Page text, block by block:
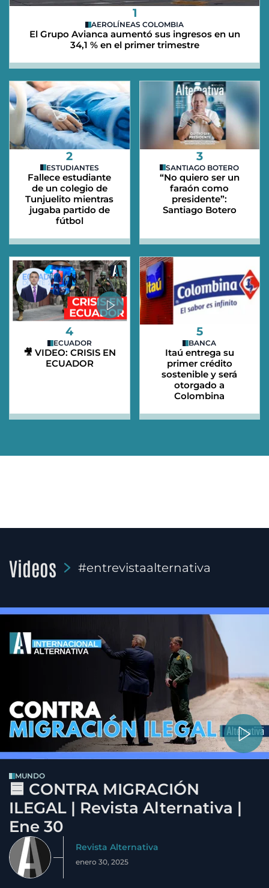
1
AEROLÍNEAS COLOMBIA
El Grupo Avianca aumentó sus ingresos en un
34,1 % en el primer trimestre
2
ESTUDIANTES
Fallece estudiante
de un colegio de
Tunjuelito mientras
jugaba partido de
fútbol
3
SANTIAGO BOTERO
“No quiero ser un
faraón como
presidente”:
Santiago Botero
4
ECUADOR
🎥 VIDEO: CRISIS EN
ECUADOR
5
BANCA
Itaú entrega su
primer crédito
sostenible y será
otorgado a
Colombina
Videos #entrevistaalternativa
MUNDO
🟦 CONTRA MIGRACIÓN
ILEGAL | Revista Alternativa |
Ene 30
Revista Alternativa
enero 30, 2025